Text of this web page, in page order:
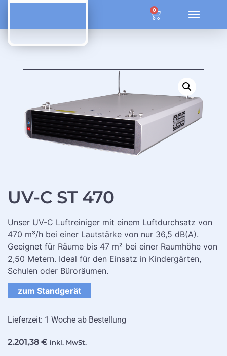
0
UV-C ST 470
Unser UV-C Luftreiniger mit einem Luftdurchsatz von
470 m³/h bei einer Lautstärke von nur 36,5 dB(A).
Geeignet für Räume bis 47 m² bei einer Raumhöhe von
2,50 Metern. Ideal für den Einsatz in Kindergärten,
Schulen oder Büroräumen.
zum Standgerät
Lieferzeit: 1 Woche ab Bestellung
2.201,38 € inkl. MwSt.